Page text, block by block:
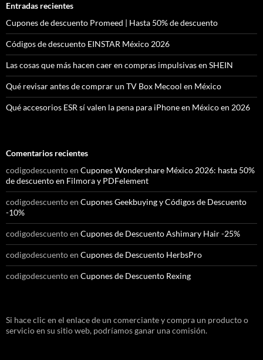
Entradas recientes
Cupones de descuento Promeed | Hasta 50% de descuento
Códigos de descuento EINSTAR México 2026
Las cosas que más hacen caer en compras impulsivas en SHEIN
Qué revisar antes de comprar un TV Box Mecool en México
Qué accesorios ESR sí valen la pena para iPhone en México en 2026
Comentarios recientes
codigodescuentoen Cupones Wondershare México 2026: hasta 50%
de descuento en Filmora y PDFelement
codigodescuentoen Cupones Geekbuying y Códigos de Descuento
-10%
codigodescuentoen Cupones de Descuento Ashimary Hair -25%
codigodescuentoen Cupones de Descuento HerbsPro
codigodescuentoen Cupones de Descuento Rexing
Si hace clic en el enlace de un comerciante y compra un producto o
servicio en su sitio web, podríamos ganar una comisión.